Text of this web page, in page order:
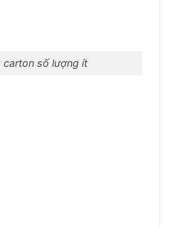
carton số lượng ít